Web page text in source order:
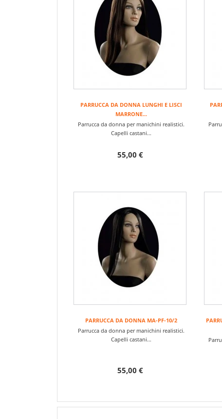
PARRUCCA DA DONNA LUNGHI E LISCI
MARRONE...
Parrucca da donna per manichini realistici.
Capelli castani...
55,00 €
PARRUCCA DA DONNA MA-PF-10/2
Parrucca da donna per manichini realistici.
Capelli castani...
55,00 €